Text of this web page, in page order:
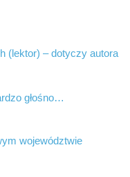
(lektor) – dotyczy autora
głośno…
województwie